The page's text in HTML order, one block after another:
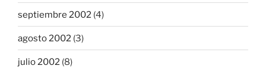
septiembre 2002 (4)
agosto 2002 (3)
julio 2002 (8)